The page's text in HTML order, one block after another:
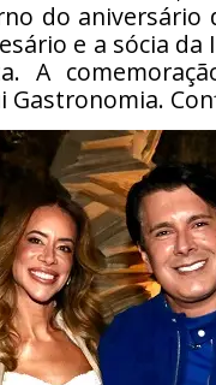
do aniversário
e a sócia
A
Gastronomia.